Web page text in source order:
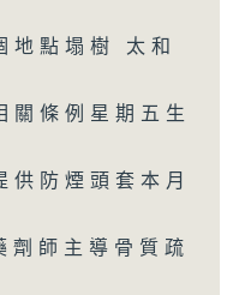
點塌樹 太和
條例星期五生
防煙頭套本月
師主導骨質疏